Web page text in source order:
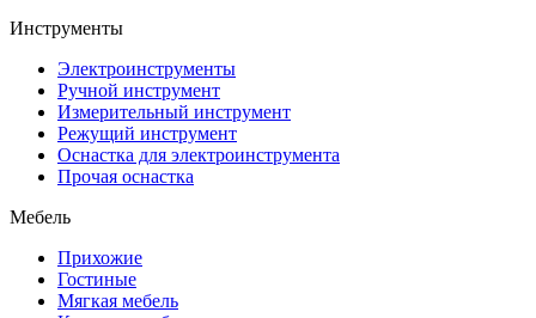
Инструменты
Электроинструменты
Ручной инструмент
Измерительный инструмент
Режущий инструмент
Оснастка для электроинструмента
Прочая оснастка
Мебель
Прихожие
Гостиные
Мягкая мебель